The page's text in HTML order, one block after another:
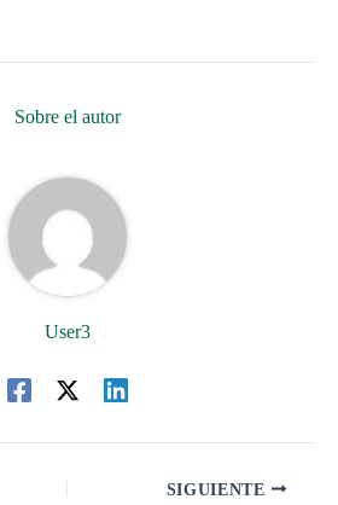
Sobre el autor
User3
SIGUIENTE